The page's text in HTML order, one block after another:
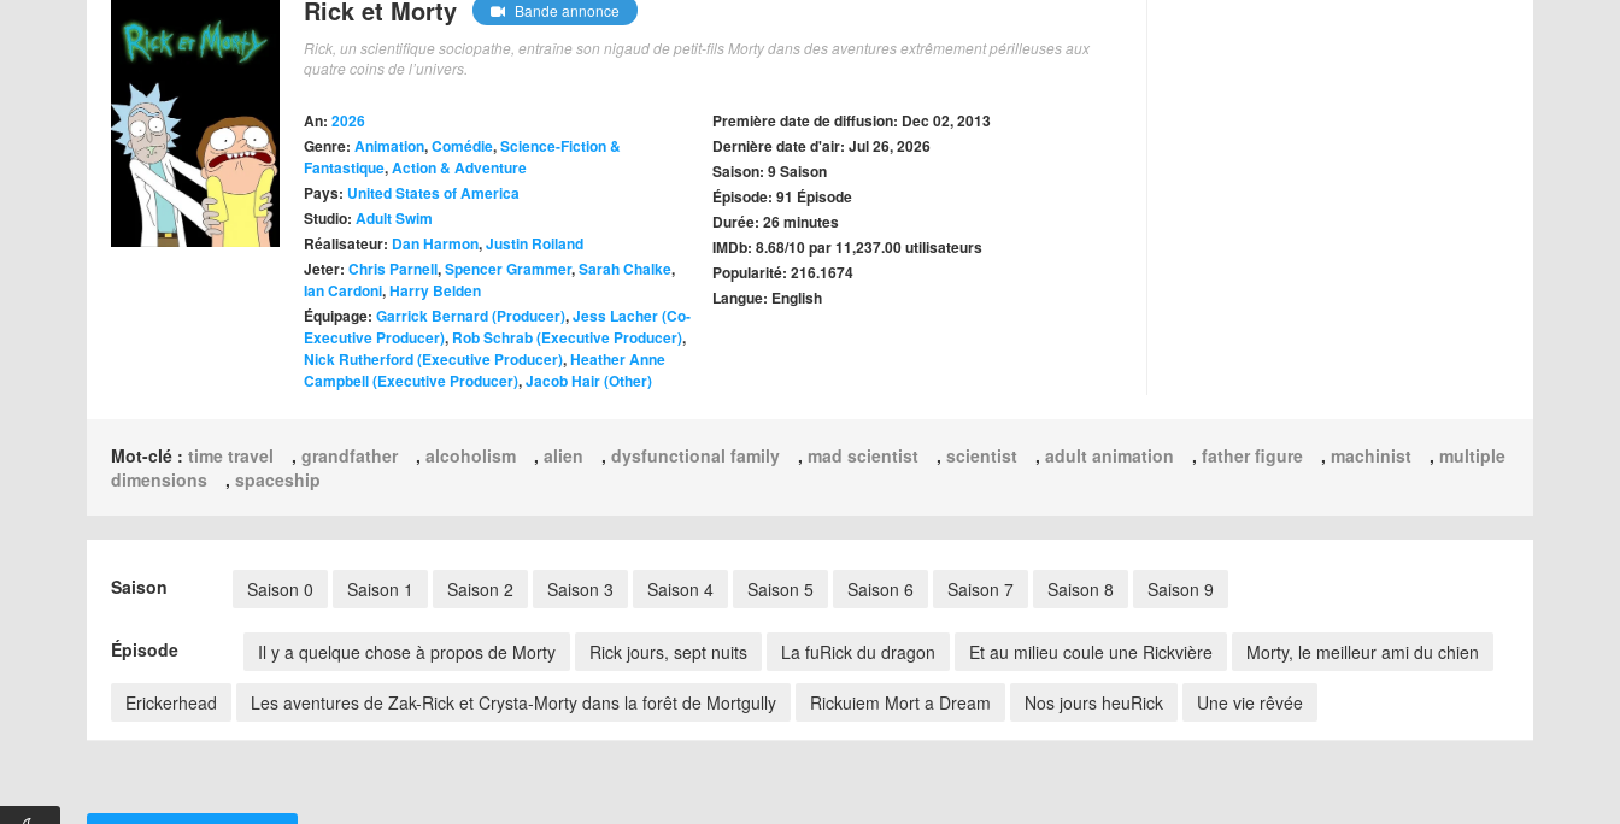
Rick et Morty
Bande annonce
Rick, un scientifique sociopathe, entraîne son nigaud de petit-fils Morty dans des aventures extrêmement périlleuses aux
quatre coins de l’univers.
An: 2026
Genre: Animation,Comédie,Science-Fiction &
Fantastique,Action & Adventure
Pays: United States of America
Studio: Adult Swim
Réalisateur: Dan Harmon,Justin Roiland
Jeter: Chris Parnell,Spencer Grammer,Sarah Chalke,
Ian Cardoni,Harry Belden
Équipage: Garrick Bernard (Producer),Jess Lacher (Co-
Executive Producer), Rob Schrab (Executive Producer),
Nick Rutherford (Executive Producer),Heather Anne
Campbell (Executive Producer),Jacob Hair (Other)
Première date de diffusion: Dec 02, 2013
Dernière date d'air: Jul 26, 2026
Saison: 9 Saison
Épisode: 91 Épisode
Durée: 26 minutes
IMDb: 8.68/10 par 11,237.00 utilisateurs
Popularité: 216.1674
Langue: English
Mot-clé : time travel , grandfather , alcoholism , alien , dysfunctional family , mad scientist , scientist , adult animation , father figure , machinist , multiple
dimensions
, spaceship
Saison Saison 0 Saison 1 Saison 2 Saison 3 Saison 4 Saison 5 Saison 6 Saison 7 Saison 8 Saison 9
Épisode Il y a quelque chose à propos de Morty Rick jours, sept nuits La fuRick du dragon Et au milieu coule une Rickvière Morty, le meilleur ami du chien
Erickerhead Les aventures de Zak-Rick et Crysta-Morty dans la forêt de Mortgully Rickuiem Mort a Dream Nos jours heuRick Une vie rêvée